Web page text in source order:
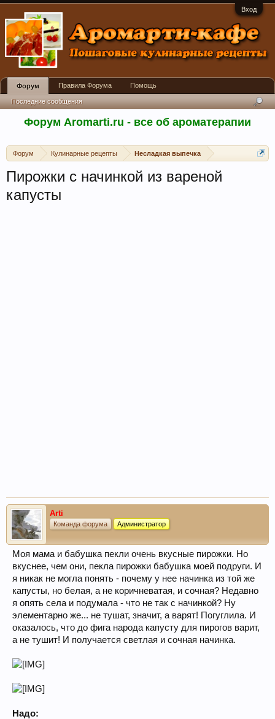
Вход
Форум Aromarti.ru - все об ароматерапии
Форум Кулинарные рецепты Несладкая выпечка
Пирожки с начинкой из вареной
капусты
Arti
Команда форума Администратор
Моя мама и бабушка пекли очень вкусные пирожки. Но
вкуснее, чем они, пекла пирожки бабушка моей подруги. И
я никак не могла понять - почему у нее начинка из той же
капусты, но белая, а не коричневатая, и сочная? Недавно
я опять села и подумала - что не так с начинкой? Ну
элементарно же... не тушат, значит, а варят! Погуглила. И
оказалось, что до фига народа капусту для пирогов варит,
а не тушит! И получается светлая и сочная начинка.
Надо:
Форум
Последние сообщения
Правила Форума Помощь